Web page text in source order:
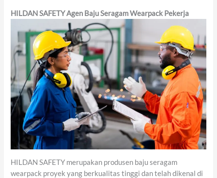
HILDAN SAFETYAgen Baju Seragam Wearpack Pekerja
HILDAN SAFETY merupakan produsen baju seragam
wearpack proyek yang berkualitas tinggi dan telah dikenal di